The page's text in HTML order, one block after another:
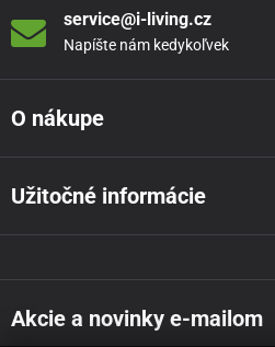
service@i-living.cz
Napíšte nám kedykoľvek
O nákupe
Užitočné informácie
Akcie a novinky e-mailom